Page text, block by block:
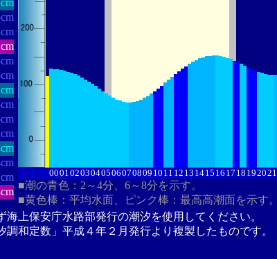
00010203040506070809 10 11 12 13 1415 16 17 18 192021
■潮の青色：2～4分、6～8分を示す。
■黄色棒：平均水面、ピンク棒：最高高潮面を示す。
上保安庁水路部発行の潮汐を使用してください。
和定数」平成４年２月発行より複製したものです。